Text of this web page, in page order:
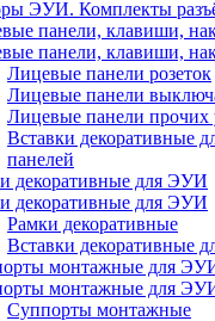
ЭУИ. Комплекты
панели, клавиши,
панели, клавиши,
Лицевые панели розеток
Лицевые панели
Лицевые панели прочих
Вставки декоративные
панелей
декоративные для ЭУИ
декоративные для ЭУИ
Рамки декоративные
Вставки декоративные
монтажные для
монтажные для
Суппорты монтажные